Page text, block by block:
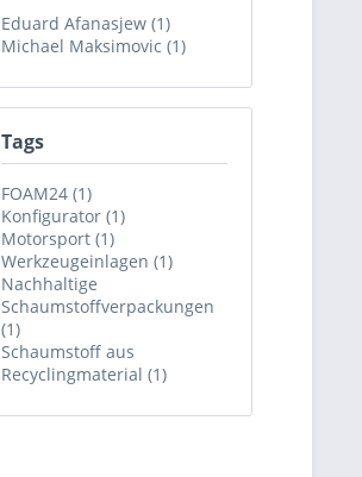
Eduard Afanasjew (1)
Michael Maksimovic (1)
Tags
FOAM24 (1)
Konfigurator (1)
Motorsport (1)
Werkzeugeinlagen (1)
Nachhaltige
Schaumstoffverpackungen
(1)
Schaumstoff aus
Recyclingmaterial (1)